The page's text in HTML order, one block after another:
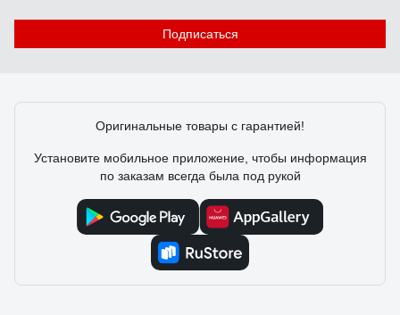
Подписаться
Оригинальные товары с гарантией!
Установите мобильное приложение, чтобы информация
по заказам всегда была под рукой